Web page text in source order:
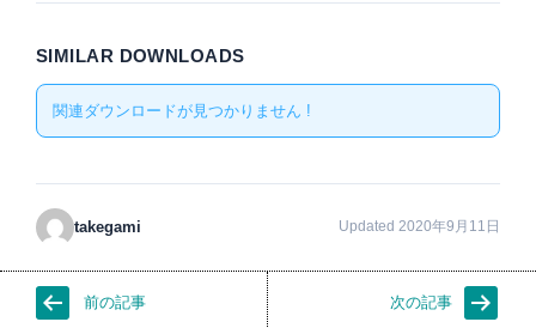
SIMILAR DOWNLOADS
関連ダウンロードが見つかりません !
takegami Updated 2020年9月11日
前の記事 次の記事